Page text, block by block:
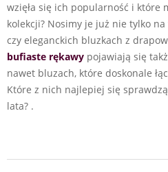
wzięła się ich popularność i które
kolekcji? Nosimy je już nie tylko
czy eleganckich bluzkach z
bufiaste rękawy pojawiają się
nawet bluzach, które doskonale
Które z nich najlepiej się
lata? .